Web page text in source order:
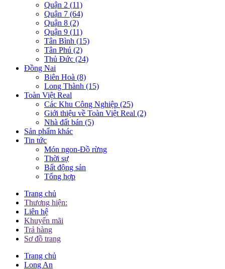
Quận 2 (11)
Quận 7 (64)
Quận 8 (2)
Quận 9 (11)
Tân Bình (15)
Tân Phú (2)
Thủ Đức (24)
Đồng Nai
Biên Hoà (8)
Long Thành (15)
Toàn Việt Real
Các Khu Công Nghiệp (25)
Giới thiệu về Toàn Việt Real (2)
Nhà đất bán (5)
Sản phẩm khác
Tin tức
Món ngon-Đồ rừng
Thời sự
Bất động sản
Tổng hợp
Trang chủ
Thương hiện:
Liên hệ
Khuyến mãi
Trả hàng
Sơ đồ trang
Trang chủ
Long An